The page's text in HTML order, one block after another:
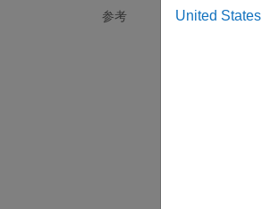
参考
United States